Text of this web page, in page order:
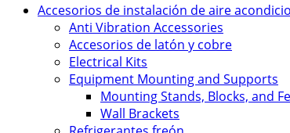
Accesorios de instalación de aire
Anti Vibration Accessories
Accesorios de latón y cobre
Electrical Kits
Equipment Mounting and Supports
Mounting Stands, Blocks, and
Wall Brackets